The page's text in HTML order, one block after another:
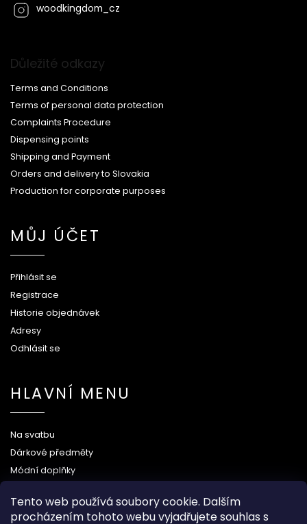
Tento web používá soubory cookie. Dalším
procházením tohoto webu vyjadřujete souhlas s
woodkingdom_cz
Důležité odkazy
Terms and Conditions
Terms of personal data protection
Complaints Procedure
Dispensing points
Shipping and Payment
Orders and delivery to Slovakia
Production for corporate purposes
MŮJ ÚČET
Přihlásit se
Registrace
Historie objednávek
Adresy
Odhlásit se
HLAVNÍ MENU
Na svatbu
Dárkové předměty
Módní doplňky